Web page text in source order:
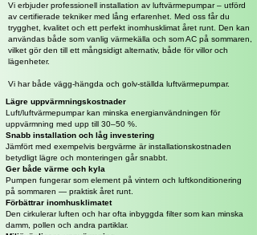
Vi erbjuder professionell installation av luftvärmepumpar – utförd
av certifierade tekniker med lång erfarenhet. Med oss får du
trygghet, kvalitet och ett perfekt inomhusklimat året runt. Den kan
användas både som vanlig värmekälla och som AC på sommaren,
vilket gör den till ett mångsidigt alternativ, både för villor och
lägenheter.
Vi har både vägg-hängda och golv-ställda luftvärmepumpar.
Lägre uppvärmningskostnader
Luft/luftvärmepumpar kan minska energianvändningen för
uppvärmning med upp till 30–50 %.
Snabb installation och låg investering
Jämfört med exempelvis bergvärme är installationskostnaden
betydligt lägre och monteringen går snabbt.
Ger både värme och kyla
Pumpen fungerar som element på vintern och luftkonditionering
på sommaren — praktisk året runt.
Förbättrar inomhusklimatet
Den cirkulerar luften och har ofta inbyggda filter som kan minska
damm, pollen och andra partiklar.